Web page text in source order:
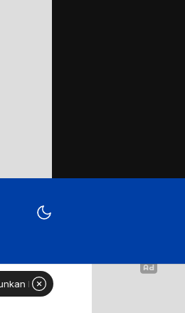
Bangkai KMP Mutiara Sentosa II